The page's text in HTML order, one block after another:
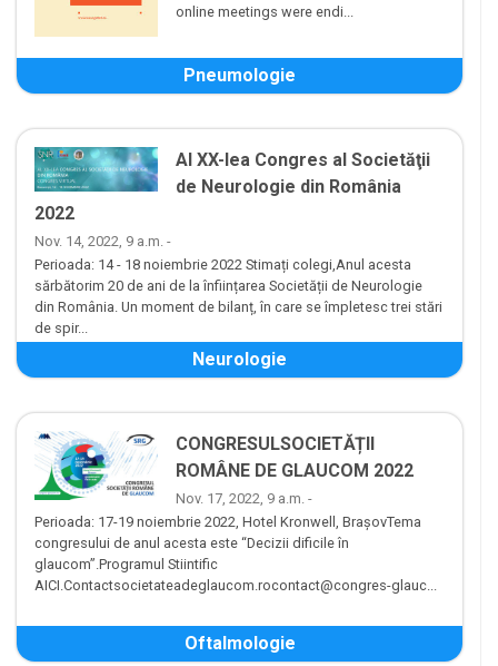
online meetings were endi...
Pneumologie
Al XX-lea Congres al Societăţii
de Neurologie din România
2022
Nov. 14, 2022, 9 a.m. -
Perioada: 14 - 18 noiembrie 2022 Stimați colegi,Anul acesta
sărbătorim 20 de ani de la înființarea Societății de Neurologie
din România. Un moment de bilanț, în care se împletesc trei stări
de spir...
Neurologie
CONGRESULSOCIETĂȚII
ROMÂNE DE GLAUCOM 2022
Nov. 17, 2022, 9 a.m. -
Perioada: 17-19 noiembrie 2022, Hotel Kronwell, BrașovTema
congresului de anul acesta este “Decizii dificile în
glaucom”.Programul Stiintific
AICI.Contactsocietateadeglaucom.rocontact@congres-glauc...
Oftalmologie